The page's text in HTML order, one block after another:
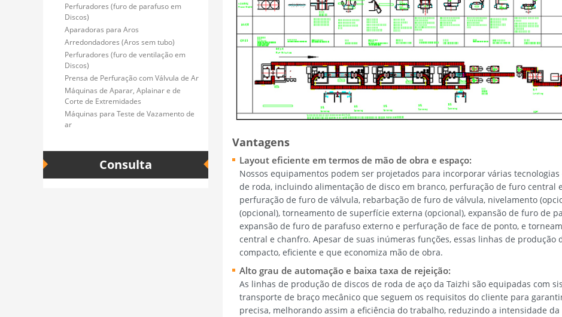
Vantagens
Layout eficiente em termos de mão de obra e espaço:
Nossos equipamentos podem ser projetados para incorporar várias
de roda, incluindo alimentação de disco em branco, perfuração de furo central
perfuração de furo de válvula, rebarbação de furo de válvula, nivelamento
(opcional), torneamento de superfície externa (opcional), expansão de furo de
expansão de furo de parafuso externo e perfuração de face de ponto, e
central e chanfro. Apesar de suas inúmeras funções, essas linhas de
compacto, eficiente e que economiza mão de obra.
Alto grau de automação e baixa taxa de rejeição:
As linhas de produção de discos de roda de aço da Taizhi são equipadas com
transporte de braço mecânico que seguem os requisitos do cliente para
precisa, melhorando assim a eficiência do trabalho, reduzindo a intensidade
Perfuradores (furo de parafuso em
Discos)
Aparadoras para Aros
Arredondadores (Aros sem tubo)
Perfuradores (furo de ventilação em
Discos)
Prensa de Perfuração com Válvula de Ar
Máquinas de Aparar, Aplainar e de
Corte de Extremidades
Máquinas para Teste de Vazamento de
ar
Consulta